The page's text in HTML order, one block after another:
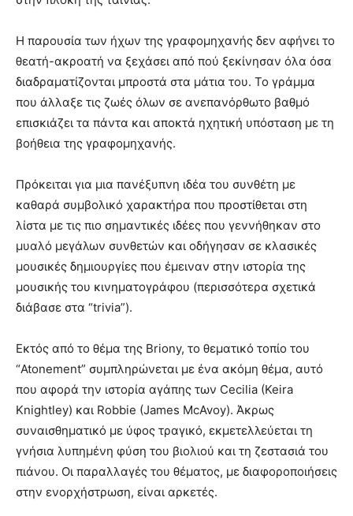
Η παρουσία των ήχων της γραφομηχανής δεν αφήνει το
θεατή-ακροατή να ξεχάσει από πού ξεκίνησαν όλα όσα
διαδραματίζονται μπροστά στα μάτια του. Το γράμμα
που άλλαξε τις ζωές όλων σε ανεπανόρθωτο βαθμό
επισκιάζει τα πάντα και αποκτά ηχητική υπόσταση με τη
βοήθεια της γραφομηχανής.
Πρόκειται για μια πανέξυπνη ιδέα του συνθέτη με
καθαρά συμβολικό χαρακτήρα που προστίθεται στη
λίστα με τις πιο σημαντικές ιδέες που γεννήθηκαν στο
μυαλό μεγάλων συνθετών και οδήγησαν σε κλασικές
μουσικές δημιουργίες που έμειναν στην ιστορία της
μουσικής του κινηματογράφου (περισσότερα σχετικά
διάβασε στα “trivia”).
Εκτός από το θέμα της Briony, το θεματικό τοπίο του
“Atonement” συμπληρώνεται με ένα ακόμη θέμα, αυτό
που αφορά την ιστορία αγάπης των Cecilia (Keira
Knightley) και Robbie (James McAvoy). Άκρως
συναισθηματικό με ύφος τραγικό, εκμετελλεύεται τη
γνήσια λυπημένη φύση του βιολιού και τη ζεστασιά του
πιάνου. Οι παραλλαγές του θέματος, με διαφοροποιήσεις
στην ενορχήστρωση, είναι αρκετές.